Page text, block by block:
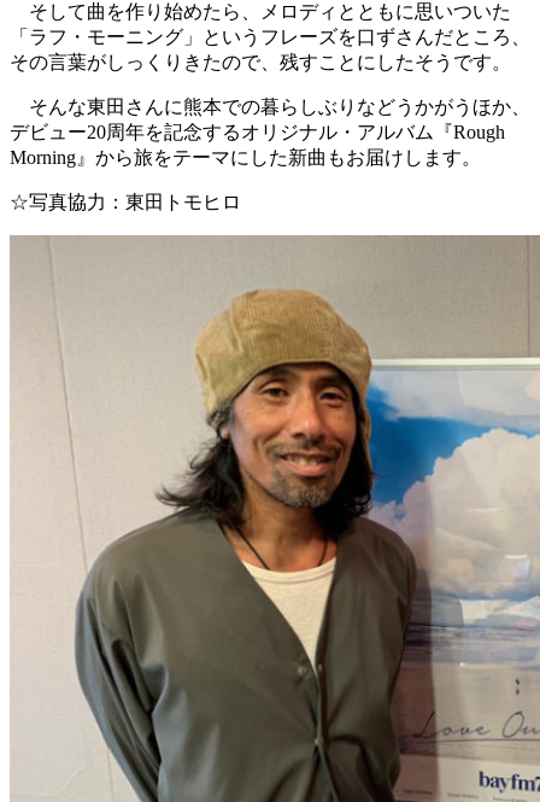
そして曲を作り始めたら、メロディとともに思いついた
「ラフ・モーニング」というフレーズを口ずさんだところ、
その言葉がしっくりきたので、残すことにしたそうです。
そんな東田さんに熊本での暮らしぶりなどうかがうほか、
デビュー20周年を記念するオリジナル・アルバム『Rough
Morning』から旅をテーマにした新曲もお届けします。
☆写真協力：東田トモヒロ